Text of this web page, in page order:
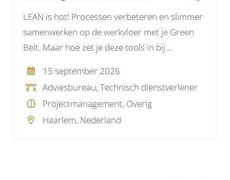
LEAN is hot! Processen verbeteren en slimmer
samenwerken op de werkvloer met je Green
Belt. Maar hoe zet je deze tools in bij
een andere dynamiek tussen diverse partijen.
Hoe pak je dat aan?
15 september 2026
Adviesbureau, Technisch dienstverlener
Projectmanagement, Overig
Haarlem, Nederland